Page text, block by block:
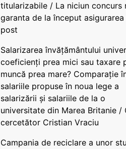
titularizabile / La niciun concurs
garanta de la început asigurarea
post
Salarizarea învățământului
coeficienți prea mici sau taxare
muncă prea mare? Comparație
salariile propuse în noua lege a
salarizării și salariile de la o
universitate din Marea Britanie /
cercetător Cristian Vraciu
Campania de reciclare a unor